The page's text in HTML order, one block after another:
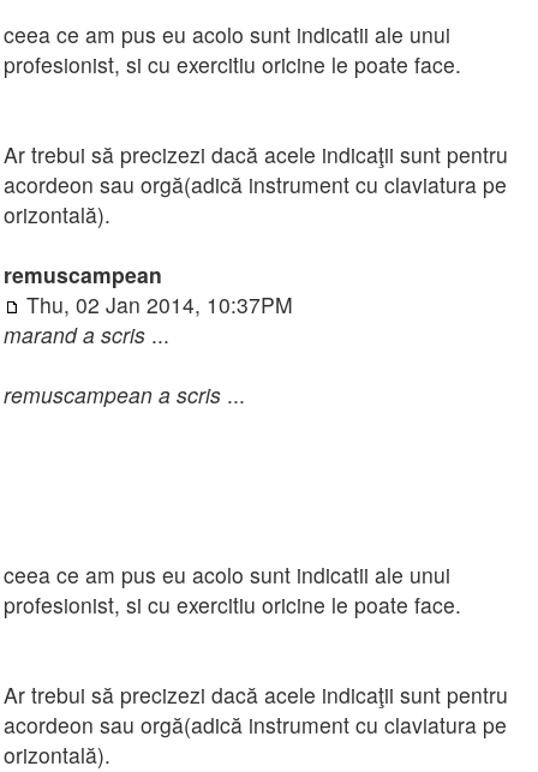
ceea ce am pus eu acolo sunt indicatii ale unui
profesionist, si cu exercitiu oricine le poate face.
Ar trebui să precizezi dacă acele indicaţii sunt pentru
acordeon sau orgă(adică instrument cu claviatura pe
orizontală).
remuscampean
Thu, 02 Jan 2014, 10:37PM
marand a scris ...
remuscampean a scris ...
ceea ce am pus eu acolo sunt indicatii ale unui
profesionist, si cu exercitiu oricine le poate face.
Ar trebui să precizezi dacă acele indicaţii sunt pentru
acordeon sau orgă(adică instrument cu claviatura pe
orizontală).